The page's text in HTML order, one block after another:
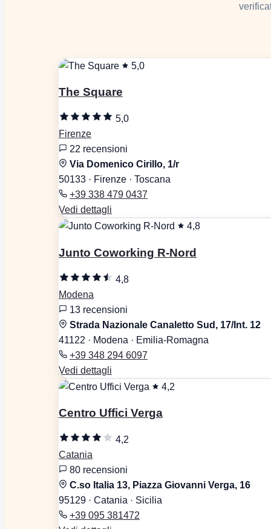
5,0
The Square
5,0
Firenze
22 recensioni
Via Domenico Cirillo, 1/r
50133 · Firenze · Toscana
+39 338 479 0437
Vedi dettagli
4,8
Junto Coworking R-Nord
4,8
Modena
13 recensioni
Strada Nazionale Canaletto Sud, 17/Int. 12
41122 · Modena · Emilia-Romagna
+39 348 294 6097
Vedi dettagli
4,2
Centro Uffici Verga
4,2
Catania
80 recensioni
C.so Italia 13, Piazza Giovanni Verga, 16
95129 · Catania · Sicilia
+39 095 381472